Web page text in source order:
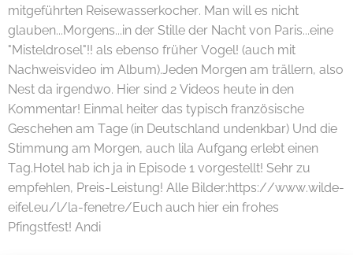
mitgeführten Reisewasserkocher. Man will es nicht
glauben...Morgens...in der Stille der Nacht von Paris...eine
"Misteldrosel"!! als ebenso früher Vogel! (auch mit
Nachweisvideo im Album).Jeden Morgen am trällern, also
Nest da irgendwo. Hier sind 2 Videos heute in den
Kommentar! Einmal heiter das typisch französische
Geschehen am Tage (in Deutschland undenkbar) Und die
Stimmung am Morgen, auch lila Aufgang erlebt einen
Tag.Hotel hab ich ja in Episode 1 vorgestellt! Sehr zu
empfehlen, Preis-Leistung! Alle Bilder:https://www.wilde-
eifel.eu/l/la-fenetre/Euch auch hier ein frohes
Pfingstfest! Andi